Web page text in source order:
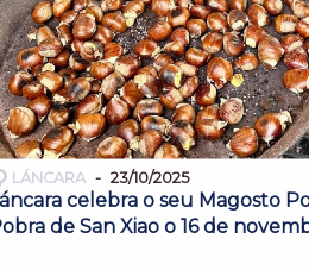
LÁNCARA 23/10/2025
celebra o seu Magosto
de San Xiao o 16 de